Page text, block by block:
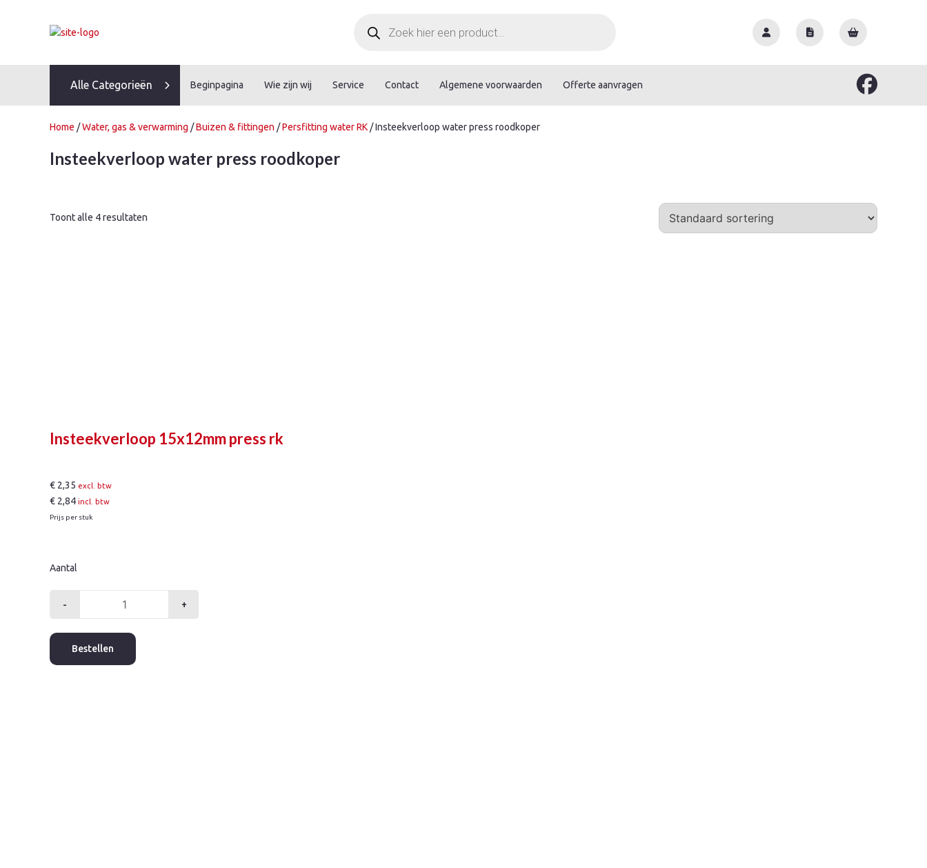
zoeken
Alle Categorieën Beginpagina Wie zijn wij Service Contact Algemene voorwaarden Offerte aanvragen
Home /Water, gas & verwarming /Buizen & fittingen /Persfitting water RK / Insteekverloop water press roodkoper
Insteekverloop water press roodkoper
Toont alle 4 resultaten
Insteekverloop 15x12mm press rk
€ 2,35 excl. btw
€ 2,84 incl. btw
Prijs per stuk
Aantal
-
press
rk
+
Bestellen